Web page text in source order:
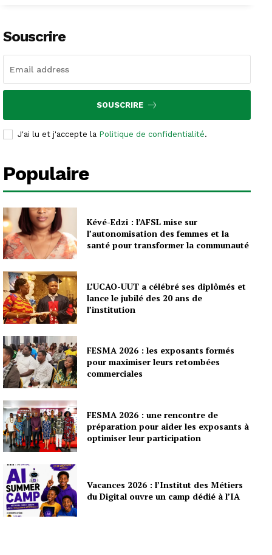
Souscrire
SOUSCRIRE
J'ai lu et j'accepte la Politique de confidentialité.
Populaire
Kévé-Edzi : l’AFSL mise sur
l’autonomisation des femmes et la
santé pour transformer la communauté
L’UCAO-UUT a célébré ses diplômés et
lance le jubilé des 20 ans de
l’institution
FESMA 2026 : les exposants formés
pour maximiser leurs retombées
commerciales
FESMA 2026 : une rencontre de
préparation pour aider les exposants à
optimiser leur participation
Vacances 2026 : l’Institut des Métiers
du Digital ouvre un camp dédié à l’IA